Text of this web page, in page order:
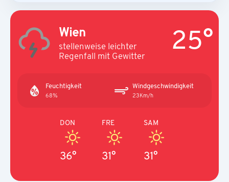
Wien
stellenweise leichter
Regenfall mit Gewitter
25°
Feuchtigkeit
68%
Windgeschwindigkeit
23Km/h
DON
36°
FRE
31°
SAM
31°